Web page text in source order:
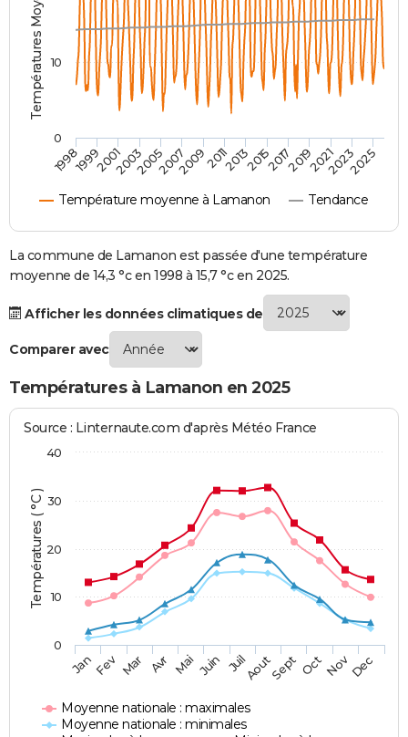
Destinations
City break
Voyage nature
Voyage de noces
Forum
Climat
PHOTO
GUIDES D'ACHAT
BONS PLANS
CARTE DE VOEUX
Carte de Noël
Carte Bonne année
Carte Saint-Valentin
Carte Pâques
Carte d'anniversaire
DICTIONNAIRE
Dictionnaire
Biographies
Citations
Expressions
Proverbes
PROGRAMME TV
S'inscrire
Se connecter
Lycées
Collèges
Primaires
Universités
Entreprises
Service militaire
Avis de recherche
AVIS DE DÉCÈS
FORUM
Bricolage
Lifestyle
Culture
Sport
Auto
Television
Voyage
Cinema
Température moyenne à Lamanon Tendance
199819992001200320052007200920112013201520172019202120232025
0
10
La commune de Lamanon est passée d'une température
moyenne de 14,3 °c en 1998 à 15,7 °c en 2025.
Afficher les données climatiques de
Comparer avec
Températures à Lamanon en 2025
Températures ( °C )
Source : Linternaute.com d'après Météo France
Moyenne nationale : maximales
Moyenne nationale : minimales
JanFev Mar Avr Mai Juin JuilAoutSept OctNovDec
0
10
20
30
40